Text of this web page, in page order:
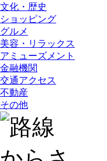
文化・歴史
ショッピング
グルメ
美容・リラックス
アミューズメント
金融機関
交通アクセス
不動産
その他